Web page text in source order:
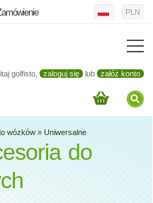
golfisto, zaloguj się lub załóż konto
PLN
wózków » Uniwersalne
do